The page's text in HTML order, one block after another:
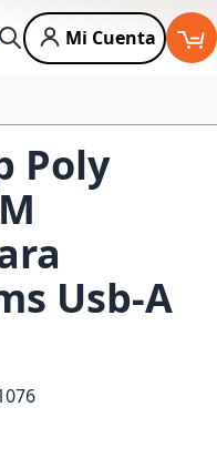
Buscar
Mi Cuenta
Poly
Usb-A